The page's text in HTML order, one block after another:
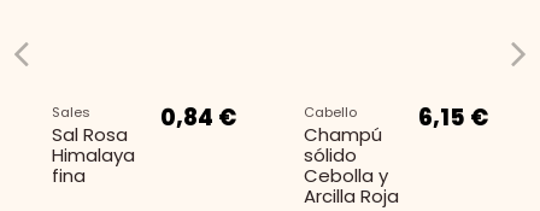
Sales
Sal Rosa
Himalaya
fina
0,84 € Cabello
Champú
sólido
Cebolla y
Arcilla Roja
6,15 €